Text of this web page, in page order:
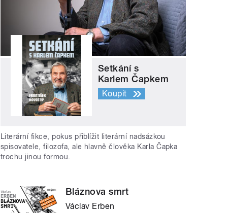
Setkání s
Karlem Čapkem
Koupit
Literární fikce, pokus přiblížit literární nadsázkou
spisovatele, filozofa, ale hlavně člověka Karla Čapka
trochu jinou formou.
Bláznova smrt
Václav Erben